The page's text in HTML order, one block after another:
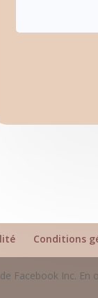
Conditions
Facebook Inc.